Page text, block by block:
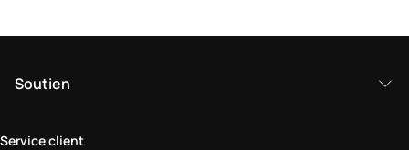
Soutien
Service client